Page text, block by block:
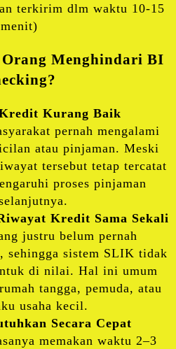
terkirim dlm waktu 10-15
menit)
Menghindari BI
Kurang Baik
pernah mengalami
atau pinjaman. Meski
tersebut tetap tercatat
proses pinjaman
Kredit Sama Sekali
justru belum pernah
sehingga sistem SLIK tidak
di nilai. Hal ini umum
tangga, pemuda, atau
usaha kecil.
Secara Cepat
memakan waktu 2–3